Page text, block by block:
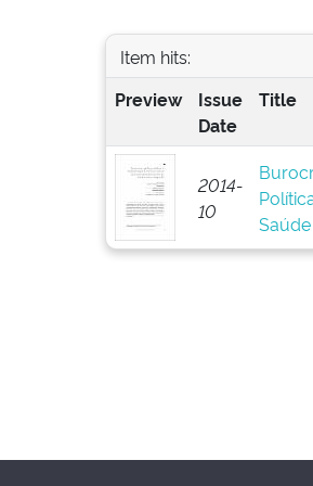
Item hits:
Preview
Issue
Date
Title
2014-
10